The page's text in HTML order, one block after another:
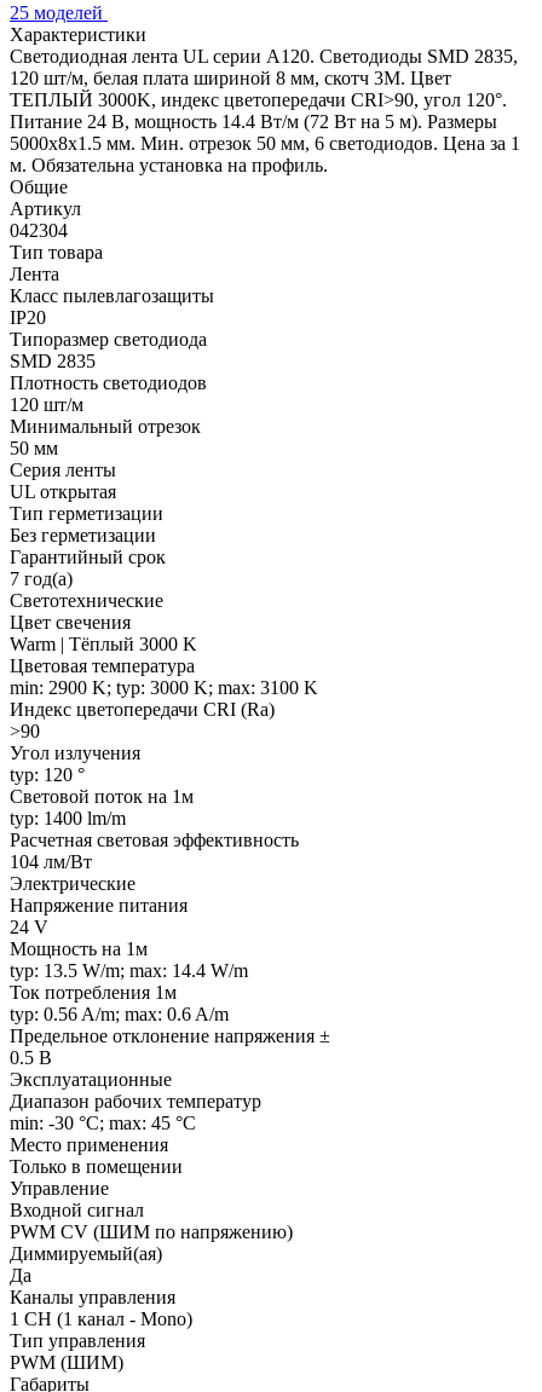
25 моделей
Характеристики
Светодиодная лента UL серии A120. Светодиоды SMD 2835,
120 шт/м, белая плата шириной 8 мм, скотч 3M. Цвет
ТЕПЛЫЙ 3000K, индекс цветопередачи CRI>90, угол 120°.
Питание 24 В, мощность 14.4 Вт/м (72 Вт на 5 м). Размеры
5000x8x1.5 мм. Мин. отрезок 50 мм, 6 светодиодов. Цена за 1
м. Обязательна установка на профиль.
Общие
Артикул
042304
Тип товара
Лента
Класс пылевлагозащиты
IP20
Типоразмер светодиода
SMD 2835
Плотность светодиодов
120 шт/м
Минимальный отрезок
50 мм
Серия ленты
UL открытая
Тип герметизации
Без герметизации
Гарантийный срок
7 год(а)
Светотехнические
Цвет свечения
Warm | Тёплый 3000 K
Цветовая температура
min: 2900 K; typ: 3000 K; max: 3100 K
Индекс цветопередачи CRI (Ra)
>90
Угол излучения
typ: 120 °
Световой поток на 1м
typ: 1400 lm/m
Расчетная световая эффективность
104 лм/Вт
Электрические
Напряжение питания
24 V
Мощность на 1м
typ: 13.5 W/m; max: 14.4 W/m
Ток потребления 1м
typ: 0.56 A/m; max: 0.6 A/m
Предельное отклонение напряжения ±
0.5 В
Эксплуатационные
Диапазон рабочих температур
min: -30 °C; max: 45 °C
Место применения
Только в помещении
Управление
Входной сигнал
PWM СV (ШИМ по напряжению)
Диммируемый(ая)
Да
Каналы управления
1 CH (1 канал - Mono)
Тип управления
PWM (ШИМ)
Габариты